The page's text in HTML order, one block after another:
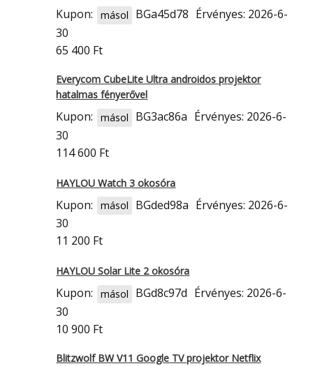
Kupon: másol BGa45d78 Érvényes: 2026-6-
30
65 400 Ft
Everycom CubeLite Ultra androidos projektor
hatalmas fényerővel
Kupon: másol BG3ac86a Érvényes: 2026-6-
30
114 600 Ft
HAYLOU Watch 3 okosóra
Kupon: másol BGded98a Érvényes: 2026-6-
30
11 200 Ft
HAYLOU Solar Lite 2 okosóra
Kupon: másol BGd8c97d Érvényes: 2026-6-
30
10 900 Ft
Blitzwolf BW V11 Google TV projektor Netflix